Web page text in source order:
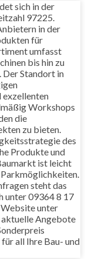
sich in der
97225.
in der
für
umfasst
bis hin zu
Der Standort in
exzellenten
Workshops
die
zu bieten.
des
Produkte und
ist leicht
steht das
unter 09364 8 17
Website unter
Angebote
all Ihre Bau- und